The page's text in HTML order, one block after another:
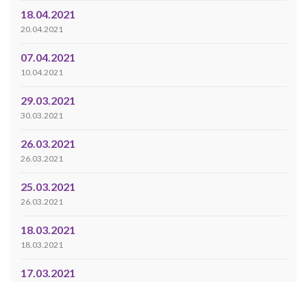
18.04.2021
20.04.2021
07.04.2021
10.04.2021
29.03.2021
30.03.2021
26.03.2021
26.03.2021
25.03.2021
26.03.2021
18.03.2021
18.03.2021
17.03.2021